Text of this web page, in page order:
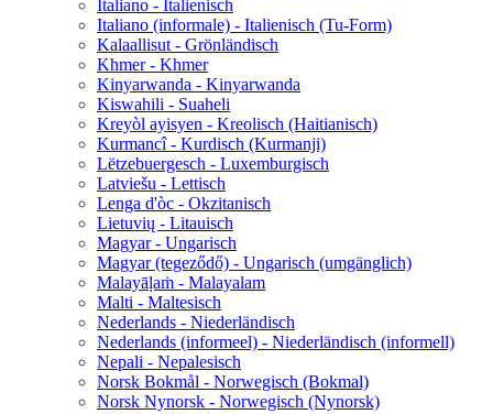
Italiano - Italienisch
Italiano (informale) - Italienisch (Tu-Form)
Kalaallisut - Grönländisch
Khmer - Khmer
Kinyarwanda - Kinyarwanda
Kiswahili - Suaheli
Kreyòl ayisyen - Kreolisch (Haitianisch)
Kurmancî - Kurdisch (Kurmanji)
Lëtzebuergesch - Luxemburgisch
Latviešu - Lettisch
Lenga d'òc - Okzitanisch
Lietuvių - Litauisch
Magyar - Ungarisch
Magyar (tegeződő) - Ungarisch (umgänglich)
Malayāḷaṁ - Malayalam
Malti - Maltesisch
Nederlands - Niederländisch
Nederlands (informeel) - Niederländisch (informell)
Nepali - Nepalesisch
Norsk Bokmål - Norwegisch (Bokmal)
Norsk Nynorsk - Norwegisch (Nynorsk)